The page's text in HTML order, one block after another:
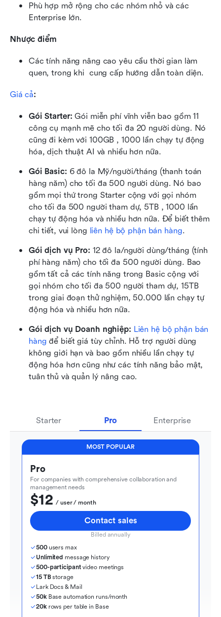
Phù hợp mở rộng cho các nhóm nhỏ và các
Enterprise lớn.
Nhược điểm
Các tính năng nâng cao yêu cầu thời gian làm
quen, trong khi  cung cấp hướng dẫn toàn diện.
Giá cả:
Gói Starter: Gói miễn phí vĩnh viễn bao gồm 11
công cụ mạnh mẽ cho tối đa 20 người dùng. Nó
cũng đi kèm với 100GB , 1000 lần chạy tự động
hóa, dịch thuật AI và nhiều hơn nữa.
Gói Basic: 6 đô la Mỹ/người/tháng (thanh toán
hàng năm) cho tối đa 500 người dùng. Nó bao
gồm mọi thứ trong Starter cộng với gọi nhóm
cho tối đa 500 người tham dự, 5TB , 1000 lần
chạy tự động hóa và nhiều hơn nữa. Để biết thêm
chi tiết, vui lòng liên hệ bộ phận bán hàng.
Gói dịch vụ Pro: 12 đô la/người dùng/tháng (tính
phí hàng năm) cho tối đa 500 người dùng. Bao
gồm tất cả các tính năng trong Basic cộng với
gọi nhóm cho tối đa 500 người tham dự, 15TB
trong giai đoạn thử nghiệm, 50.000 lần chạy tự
động hóa và nhiều hơn nữa.
Gói dịch vụ Doanh nghiệp: Liên hệ bộ phận bán
hàng để biết giá tùy chỉnh. Hỗ trợ người dùng
không giới hạn và bao gồm nhiều lần chạy tự
động hóa hơn cũng như các tính năng bảo mật,
tuân thủ và quản lý nâng cao.
Starter Pro Enterprise
MOST POPULAR
Pro
For companies with comprehensive collaboration and
management needs
$12
  / user / month
Contact sales
Billed annually
500 users max
Unlimited message history
500-participant video meetings
15 TB storage
Lark Docs & Mail
50k Base automation runs/month
20k rows per table in Base